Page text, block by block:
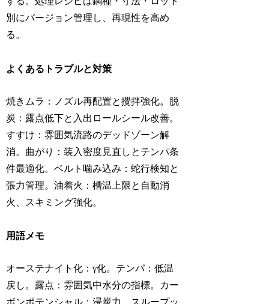
別にバージョン管理し、再現性を高め
る。
よくあるトラブルと対策
焼きムラ：ノズル再配置と攪拌強化。脱
炭：露点低下と入出ロールシール改善。
すすけ：雰囲気流路のデッドゾーン解
消。曲がり：装入密度見直しとテンパ条
件最適化。ベルト噛み込み：蛇行検知と
張力管理。油着火：槽温上限と自動消
火、スキミング強化。
用語メモ
オーステナイト化：γ化。テンパ：低温
戻し。露点：雰囲気中水分の指標。カー